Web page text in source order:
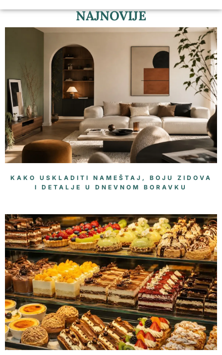
NAJNOVIJE
KAKO USKLADITI NAMEŠTAJ, BOJU ZIDOVA
I DETALJE U DNEVNOM BORAVKU